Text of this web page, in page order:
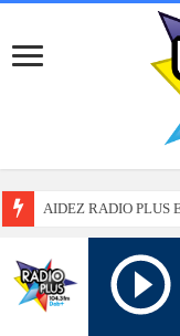
AIDEZ RADIO PLUS